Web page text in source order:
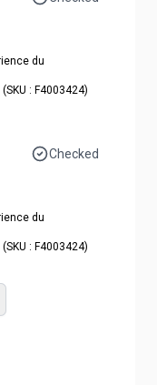
du
: F4003424)
Checked
du
: F4003424)